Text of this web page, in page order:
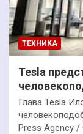
ТЕХНИКА
Tesla
Глава Tesla
Press Agency /